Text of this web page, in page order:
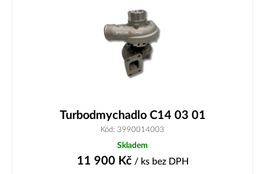
Turbodmychadlo C14 03 01
Kód: 3990014003
Skladem
11 900 Kč/ ks bez DPH